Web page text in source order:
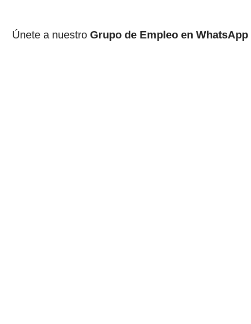
Únete a nuestro Grupo de Empleo en WhatsApp